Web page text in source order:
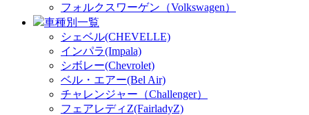
フォルクスワーゲン（Volkswagen）
車種別一覧
シェベル(CHEVELLE)
インパラ(Impala)
シボレー(Chevrolet)
ベル・エアー(Bel Air)
チャレンジャー（Challenger）
フェアレディZ(FairladyZ)